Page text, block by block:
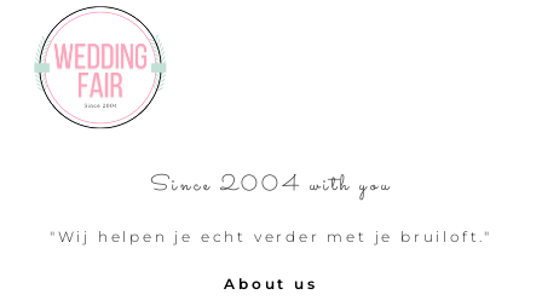
Since 2004 with you
"Wij helpen je echt verder met je bruiloft."
About us